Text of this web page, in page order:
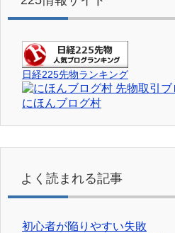
日経225先物ランキング
にほんブログ村
よく読まれる記事
初心者が陥りやすい失敗